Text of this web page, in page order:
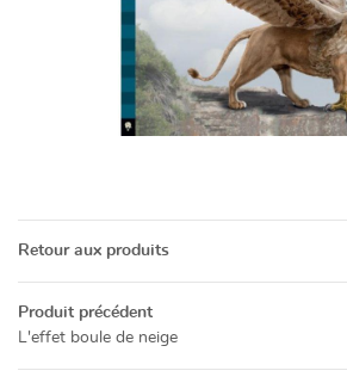
SERVICES
Retour aux produits
Produit précédent
L'effet boule de neige